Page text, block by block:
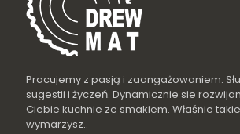
Pracujemy z pasją i zaangażowaniem.
sugestii i życzeń. Dynamicznie sie
Ciebie kuchnie ze smakiem. Właśnie
wymarzysz..